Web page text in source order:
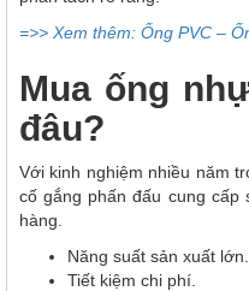
=>> Xem thêm: Ống PVC –
Mua ống
đâu?
Với kinh nghiệm nhiều năm
cố gắng phấn đấu cung cấp
hàng.
Năng suất sản xuất lớn.
Tiết kiệm chi phí.